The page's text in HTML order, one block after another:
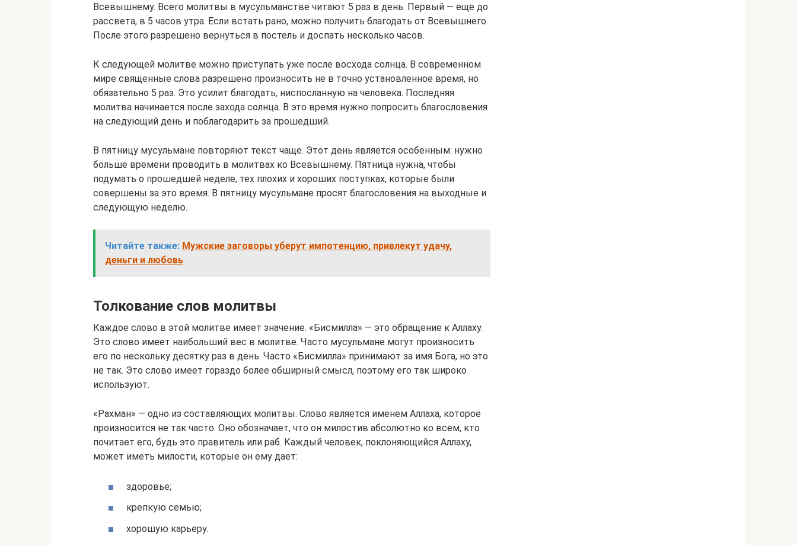
Всевышнему. Всего молитвы в мусульманстве читают 5 раз в день. Первый — еще до
рассвета, в 5 часов утра. Если встать рано, можно получить благодать от Всевышнего.
После этого разрешено вернуться в постель и доспать несколько часов.
К следующей молитве можно приступать уже после восхода солнца. В современном
мире священные слова разрешено произносить не в точно установленное время, но
обязательно 5 раз. Это усилит благодать, ниспосланную на человека. Последняя
молитва начинается после захода солнца. В это время нужно попросить благословения
на следующий день и поблагодарить за прошедший.
В пятницу мусульмане повторяют текст чаще. Этот день является особенным: нужно
больше времени проводить в молитвах ко Всевышнему. Пятница нужна, чтобы
подумать о прошедшей неделе, тех плохих и хороших поступках, которые были
совершены за это время. В пятницу мусульмане просят благословения на выходные и
следующую неделю.
Читайте также: Мужские заговоры уберут импотенцию, привлекут удачу,
деньги и любовь
Толкование слов молитвы
Каждое слово в этой молитве имеет значение. «Бисмилла» — это обращение к Аллаху.
Это слово имеет наибольший вес в молитве. Часто мусульмане могут произносить
его по нескольку десятку раз в день. Часто «Бисмилла» принимают за имя Бога, но это
не так. Это слово имеет гораздо более обширный смысл, поэтому его так широко
используют.
«Рахман» — одно из составляющих молитвы. Слово является именем Аллаха, которое
произносится не так часто. Оно обозначает, что он милостив абсолютно ко всем, кто
почитает его, будь это правитель или раб. Каждый человек, поклоняющийся Аллаху,
может иметь милости, которые он ему дает:
здоровье;
крепкую семью;
хорошую карьеру.